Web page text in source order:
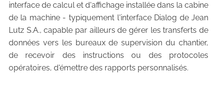
interface de calcul et d'affichage installée dans la cabine
de la machine - typiquement l'interface Dialog de Jean
Lutz S.A., capable par ailleurs de gérer les transferts de
données vers les bureaux de supervision du chantier,
de recevoir des instructions ou des protocoles
opératoires, d'émettre des rapports personnalisés.